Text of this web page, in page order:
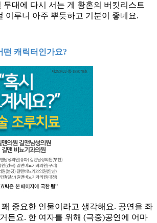
무대에 다시 서는 게 황혼의 버킷리스트
이루니 아주 뿌듯하고 기분이 좋네요.
떤 캐릭터인가요?
중요한 인물이라고 생각해요. 공연을 좌
든요. 한 여자를 위해 (극중)공연에 어마